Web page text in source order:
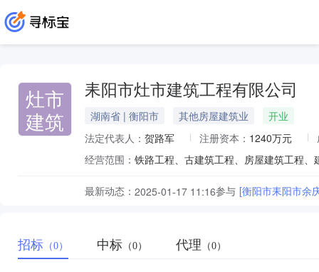
灶市
建筑
耒阳市灶市建筑工程有限公司
湖南省 | 衡阳市 其他房屋建筑业
开业
法定代表人： 贺路军 注册资本： 1240万元
经营范围：
最新动态： 2025-01-17 11:16参与 [衡阳市耒阳市余
招标 （0） 中标 （0） 代理 （0）